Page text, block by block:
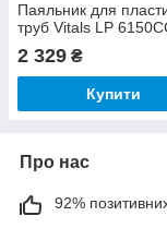
Паяльник для
труб Vitals LP
2 329 ₴
Купити
Про нас
92% позитивних